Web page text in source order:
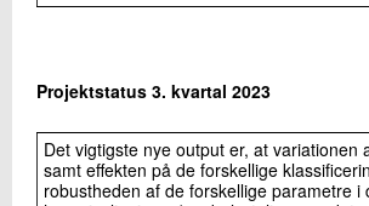
Projektstatus 3. kvartal 2023
Det vigtigste nye output er, at
samt effekten på de forskellige
robustheden af de forskellige parametre